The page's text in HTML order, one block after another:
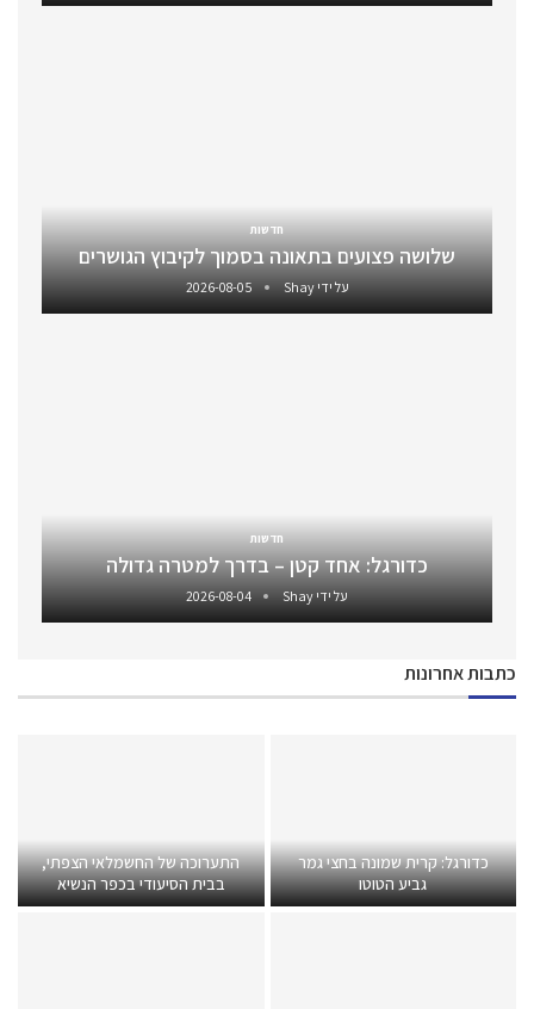
חדשות
שלושה פצועים בתאונה בסמוך לקיבוץ הגושרים
על ידיShay
2026-08-05
חדשות
כדורגל: אחד קטן – בדרך למטרה גדולה
על ידיShay
2026-08-04
כתבות אחרונות
כדורגל: קרית שמונה בחצי גמר
גביע הטוטו
התערוכה של החשמלאי הצפתי,
בבית הסיעודי בכפר הנשיא